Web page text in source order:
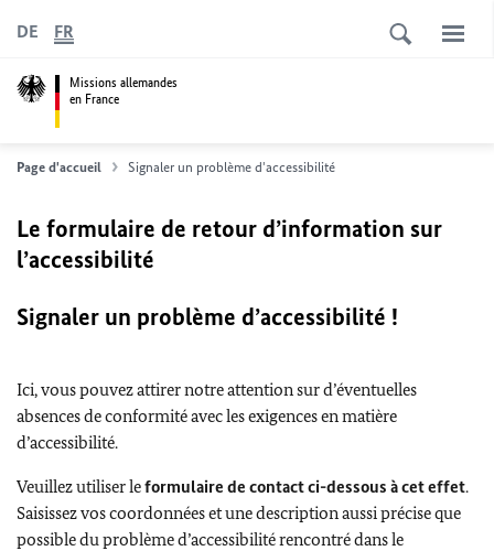
Missions allemandes
en France
DE FR
Page d'accueil Signaler un problème d'accessibilité
Le formulaire de retour d’information sur
l’accessibilité
Signaler un problème d’accessibilité !
Ici, vous pouvez attirer notre attention sur d’éventuelles
absences de conformité avec les exigences en matière
d’accessibilité.
Veuillez utiliser leformulaire de contact ci-dessous à cet effet.
Saisissez vos coordonnées et une description aussi précise que
possible du problème d’accessibilité rencontré dans le